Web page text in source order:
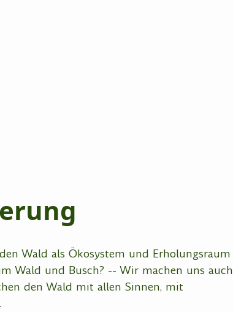
Wald als Ökosystem und Erholungsraum
Wald und Busch? -- Wir machen uns auch
den Wald mit allen Sinnen, mit